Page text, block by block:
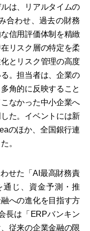
は、リアルタイムの
合わせ、過去の財務
信用評価体制を精緻
リスク層の特定を柔
とリスク管理の高度
。担当者は、企業の
角的に反映すること
なかった中小企業へ
た。イベントには新
のほか、全国銀行連
。
せた「AI最高財務責
じ、資金予測・推
への進化を目指す方
長は「ERPバンキン
従来の企業金融の限